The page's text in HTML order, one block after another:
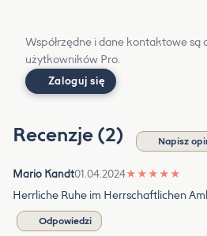
Współrzędne i dane kontaktowe są
użytkowników Pro.
Zaloguj się
Recenzje (2) Napisz
Mario Kandt01.04.2024★ ★ ★ ★ ★
Herrliche Ruhe im Herrschaftlichen
Odpowiedzi